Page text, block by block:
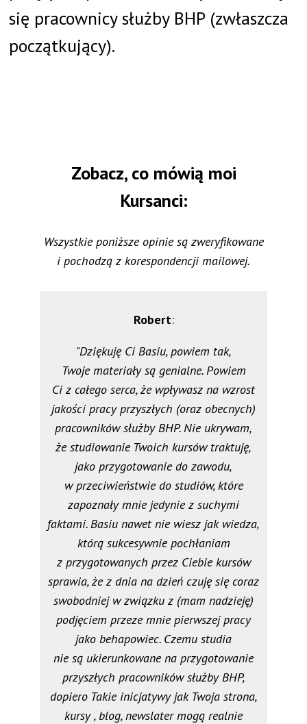
się pracownicy służby BHP (zwłaszcza
początkujący).
Zobacz, co mówią moi
Kursanci:
Wszystkie poniższe opinie są zweryfikowane
i pochodzą z korespondencji mailowej.
Robert:
"Dziękuję Ci Basiu, powiem tak,
Twoje materiały są genialne. Powiem
Ci z całego serca, że wpływasz na wzrost
jakości pracy przyszłych (oraz obecnych)
pracowników służby BHP. Nie ukrywam,
że studiowanie Twoich kursów traktuję,
jako przygotowanie do zawodu,
w przeciwieństwie do studiów, które
zapoznały mnie jedynie z suchymi
faktami. Basiu nawet nie wiesz jak wiedza,
którą sukcesywnie pochłaniam
z przygotowanych przez Ciebie kursów
sprawia, że z dnia na dzień czuję się coraz
swobodniej w związku z (mam nadzieję)
podjęciem przeze mnie pierwszej pracy
jako behapowiec. Czemu studia
nie są ukierunkowane na przygotowanie
przyszłych pracowników służby BHP,
dopiero Takie inicjatywy jak Twoja strona,
kursy , blog, newslater mogą realnie